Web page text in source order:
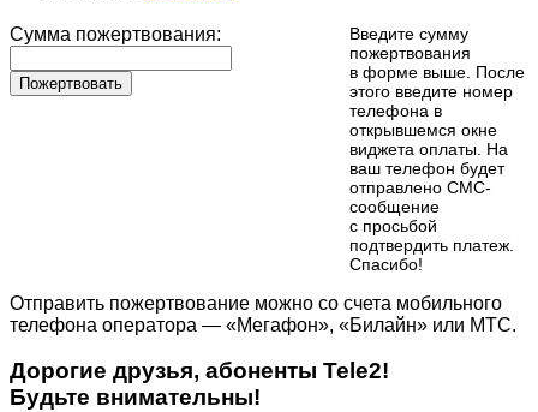
Сумма пожертвования:
Пожертвовать
Введите сумму
пожертвования
в форме выше. После
этого введите номер
телефона в
открывшемся окне
виджета оплаты. На
ваш телефон будет
отправлено СМС-
сообщение
с просьбой
подтвердить платеж.
Cпасибо!
Отправить пожертвование можно со счета мобильного
телефона оператора — «Мегафон», «Билайн» или МТС.
Дорогие друзья, абоненты Tele2!
Будьте внимательны!